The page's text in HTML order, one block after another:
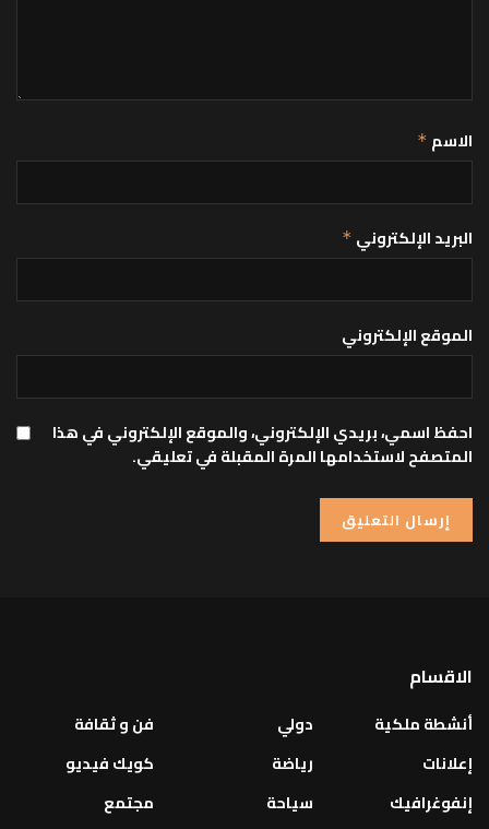
الاسم *
البريد الإلكتروني *
الموقع الإلكتروني
احفظ اسمي، بريدي الإلكتروني، والموقع الإلكتروني في هذا
المتصفح لاستخدامها المرة المقبلة في تعليقي.
الاقسام
أنشطة ملكية
إعلانات
إنفوغرافيك
دولي
رياضة
سياحة
فن و ثقافة
كويك فيديو
مجتمع